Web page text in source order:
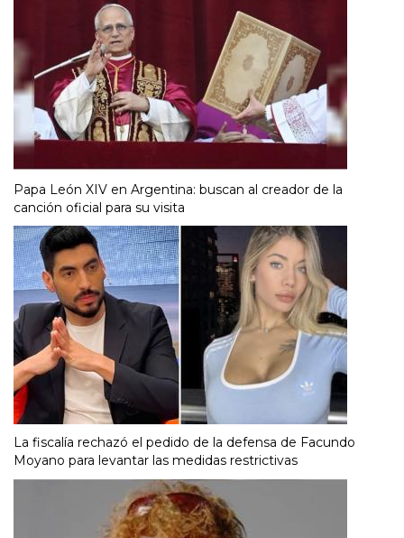
Papa León XIV en Argentina: buscan al creador de la
canción oficial para su visita
La fiscalía rechazó el pedido de la defensa de Facundo
Moyano para levantar las medidas restrictivas